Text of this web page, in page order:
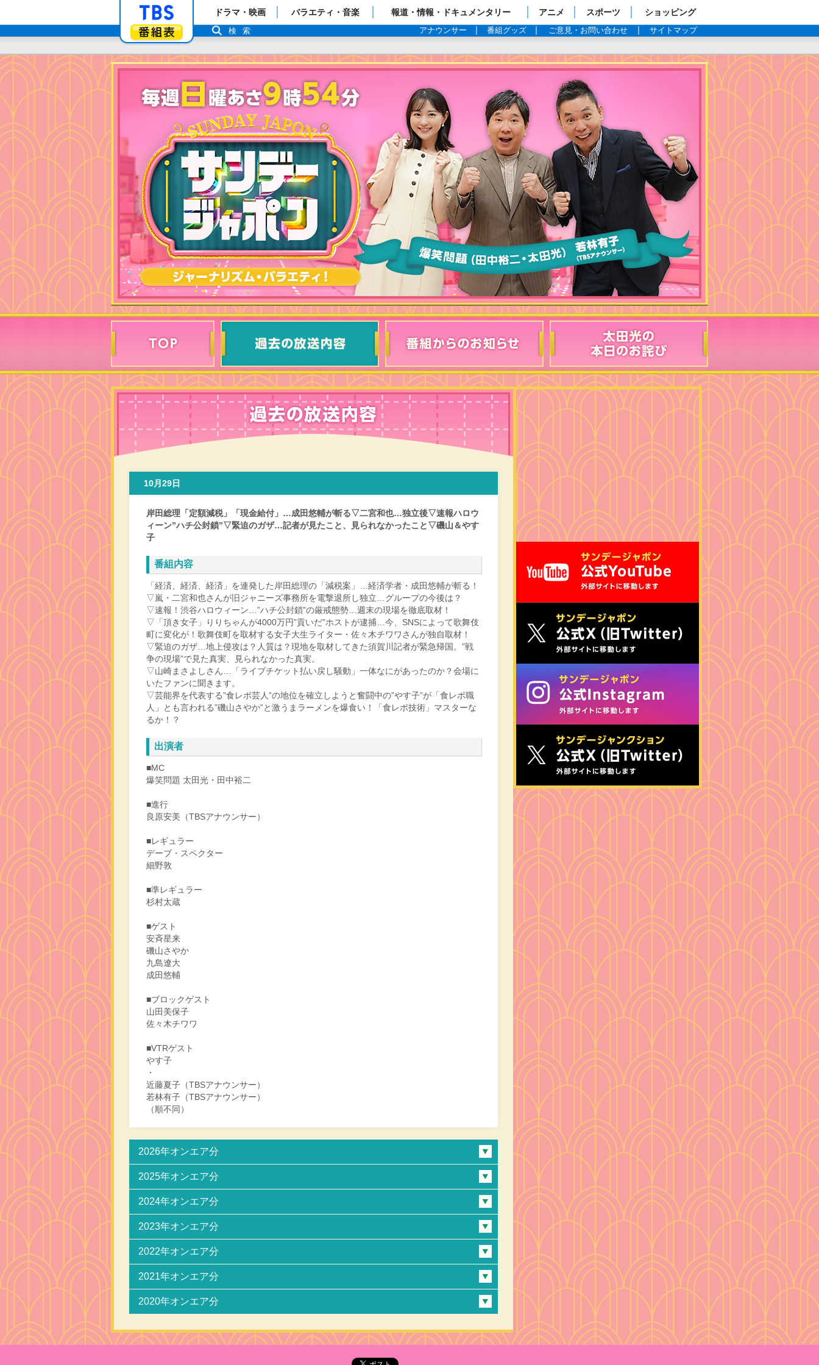
「TBSテレビ」トップページ
番組表
ドラマ・映画 バラエティ・音楽 報道・情報・ドキュメンタリー アニメ スポーツ ショッピング
アナウンサー 番組グッズ ご意見・お問い合わせ サイトマップ
検索
10月29日
岸田総理「定額減税」「現金給付」…成田悠輔が斬る▽二宮和也…独立後▽速報ハロウ
ィーン”ハチ公封鎖”▽緊迫のガザ…記者が見たこと、見られなかったこと▽磯山＆やす
子
番組内容
「経済、経済、経済」を連発した岸田総理の「減税案」…経済学者・成田悠輔が斬る！
▽嵐・二宮和也さんが旧ジャニーズ事務所を電撃退所し独立…グループの今後は？
▽速報！渋谷ハロウィーン…”ハチ公封鎖”の厳戒態勢…週末の現場を徹底取材！
▽「頂き女子」りりちゃんが4000万円”貢いだ”ホストが逮捕…今、SNSによって歌舞伎
町に変化が！歌舞伎町を取材する女子大生ライター・佐々木チワワさんが独自取材！
▽緊迫のガザ…地上侵攻は？人質は？現地を取材してきた須賀川記者が緊急帰国。”戦
争の現場”で見た真実、見られなかった真実。
▽山崎まさよしさん…「ライブチケット払い戻し騒動」一体なにがあったのか？会場に
いたファンに聞きます。
▽芸能界を代表する”食レポ芸人”の地位を確立しようと奮闘中の”やす子”が「食レポ職
人」とも言われる”磯山さやか”と激うまラーメンを爆食い！「食レポ技術」マスターな
るか！？
出演者
■MC
爆笑問題 太田光・田中裕二
■進行
良原安美（TBSアナウンサー）
■レギュラー
デーブ・スペクター
細野敦
■準レギュラー
杉村太蔵
■ゲスト
安斉星来
磯山さやか
九島遼大
成田悠輔
■ブロックゲスト
山田美保子
佐々木チワワ
■VTRゲスト
やす子
・
近藤夏子（TBSアナウンサー）
若林有子（TBSアナウンサー）
（順不同）
2026年オンエア分
2025年オンエア分
2024年オンエア分
2023年オンエア分
2022年オンエア分
2021年オンエア分
2020年オンエア分